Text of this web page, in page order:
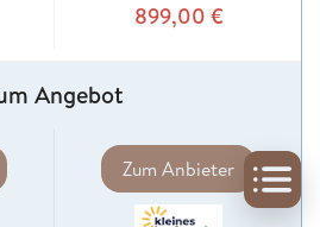
899,00 €
Angebot
Zum Anbieter